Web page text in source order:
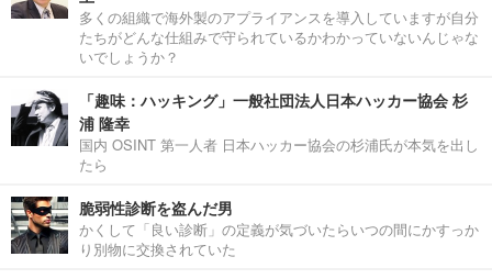
多くの組織で海外製のアプライアンスを導入していますが自分
たちがどんな仕組みで守られているかわかっていないんじゃな
いでしょうか？
「趣味：ハッキング」一般社団法人日本ハッカー協会 杉
浦 隆幸
国内 OSINT 第一人者 日本ハッカー協会の杉浦氏が本気を出し
たら
脆弱性診断を盗んだ男
かくして「良い診断」の定義が気づいたらいつの間にかすっか
り別物に交換されていた